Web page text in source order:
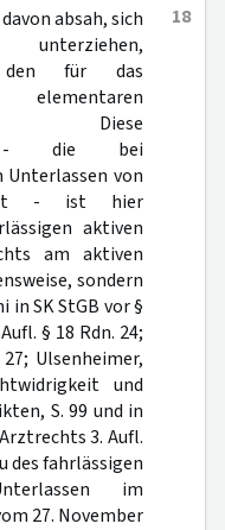
18
absah, sich
unterziehen,
den für das
Diese
- die bei
von
- ist hier
aktiven
am aktiven
sondern
SK StGB vor §
§ 18 Rdn. 24;
Ulsenheimer,
und
S. 99 und in
3. Aufl.
des fahrlässigen
im
27. November